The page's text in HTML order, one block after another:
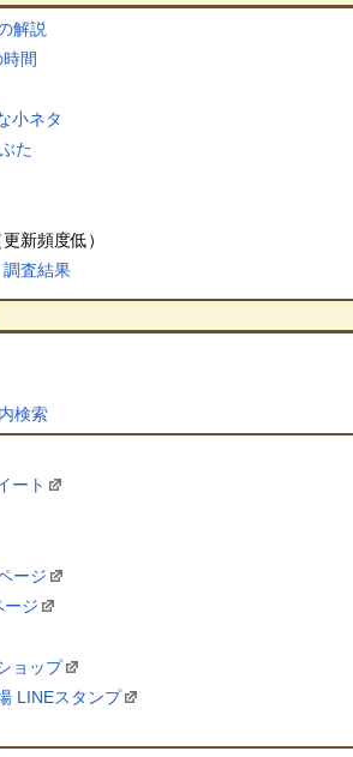
解説
間
小ネタ
た
新頻度低）
調査結果
検索
ート
ージ
ージ
ョップ
LINEスタンプ